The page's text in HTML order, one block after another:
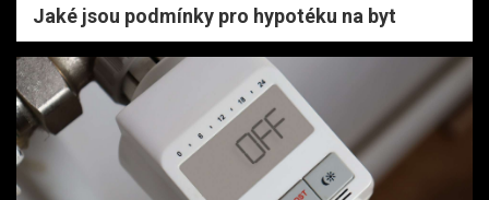
Jaké jsou podmínky pro hypotéku na byt